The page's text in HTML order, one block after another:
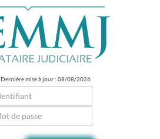
Dernière mise à jour : 08/08/2026